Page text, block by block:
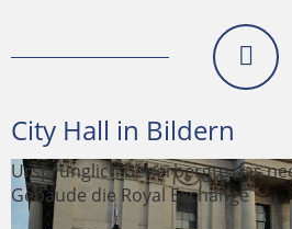
City Hall in Bildern
Ursprünglich beherbergte das
Gebäude die Royal Exchange